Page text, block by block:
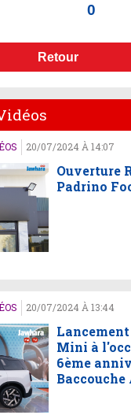
0
Retour
20/07/2024 À 14:07
Ouverture
Padrino
20/07/2024 À 13:44
Mini à
6ème